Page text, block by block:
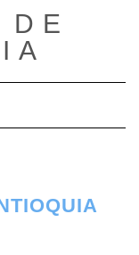
de navegación